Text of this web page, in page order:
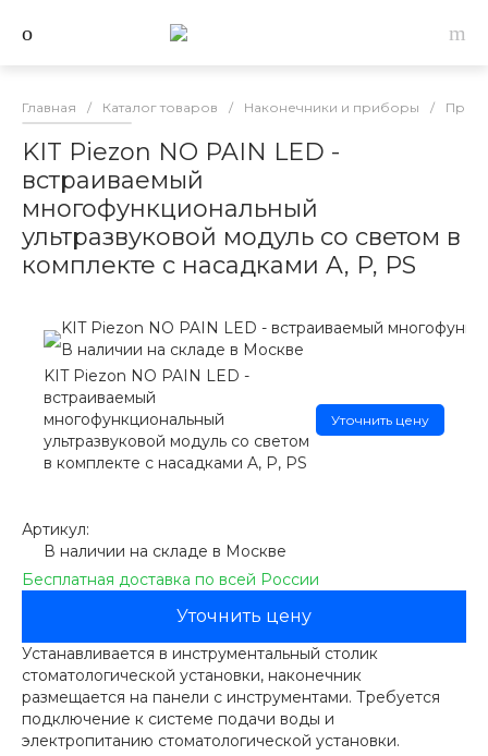
Главная / Каталог товаров / Наконечники и приборы /
KIT Piezon NO PAIN LED -
встраиваемый
многофункциональный
ультразвуковой модуль со светом в
комплекте с насадками A, P, PS
KIT Piezon NO PAIN LED - встраиваемый
В наличии на складе в Москве
KIT Piezon NO PAIN LED -
встраиваемый
многофункциональный
ультразвуковой модуль со светом
в комплекте с насадками A, P, PS
Уточнить цену
Артикул:
В наличии на складе в Москве
Бесплатная доставка по всей России
Уточнить цену
Устанавливается в инструментальный столик
стоматологической установки, наконечник
размещается на панели с инструментами. Требуется
подключение к системе подачи воды и
электропитанию стоматологической установки.